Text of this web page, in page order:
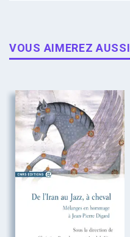
VOUS AIMEREZ AUSSI